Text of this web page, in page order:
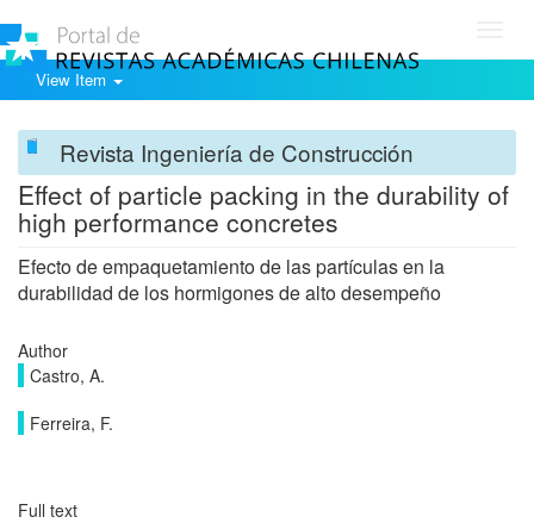
View Item
Revista Ingeniería de Construcción
Effect of particle packing in the durability of
high performance concretes
Efecto de empaquetamiento de las partículas en la
durabilidad de los hormigones de alto desempeño
Author
Castro, A.
Ferreira, F.
Full text